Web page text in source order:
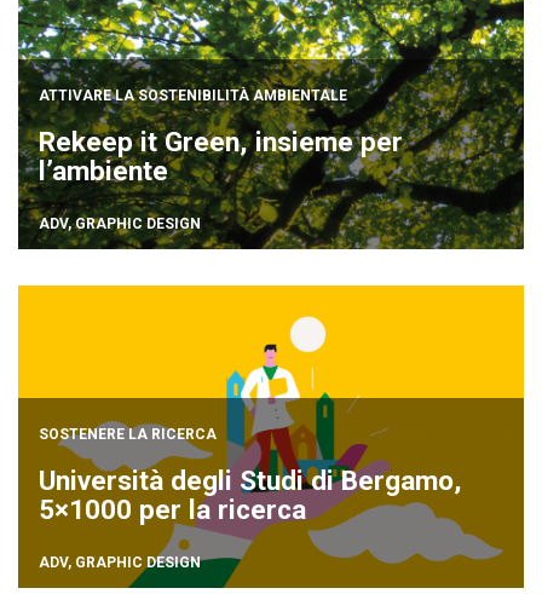
ATTIVARE LA SOSTENIBILITÀ AMBIENTALE
Rekeep it Green, insieme per
l’ambiente
ADV,GRAPHIC DESIGN
SOSTENERE LA RICERCA
Università degli Studi di Bergamo,
5×1000 per la ricerca
ADV, GRAPHIC DESIGN